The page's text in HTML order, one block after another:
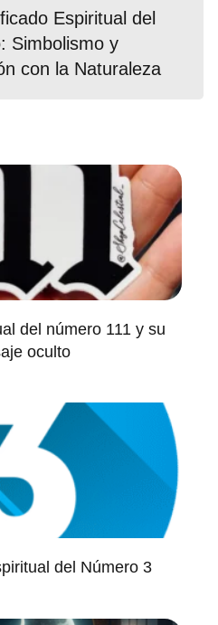
Espiritual del
Simbolismo y
con la Naturaleza
del número 111 y su
oculto
del Número 3